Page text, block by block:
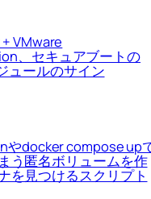
VMware
、セキュアブートの
ュールのサイン
やdocker compose up
う匿名ボリュームを作
を見つけるスクリプト